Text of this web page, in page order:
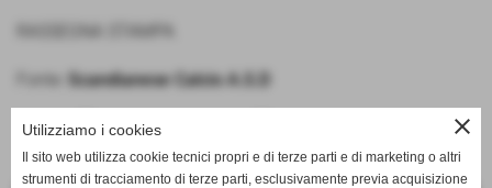
Scandianese Calcio A.S.D
close
Utilizziamo i cookies
Il sito web utilizza cookie tecnici propri e di terze parti e di marketing o altri
strumenti di tracciamento di terze parti, esclusivamente previa acquisizione